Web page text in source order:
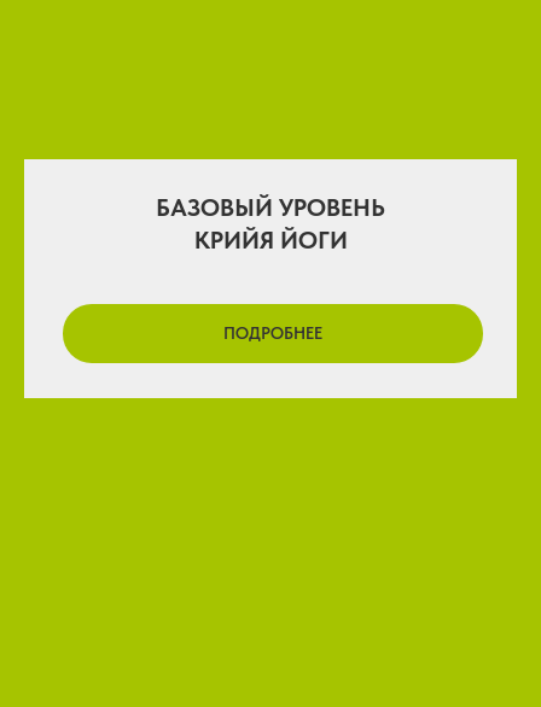
БАЗОВЫЙ УРОВЕНЬ
КРИЙЯ ЙОГИ
ПОДРОБНЕЕ